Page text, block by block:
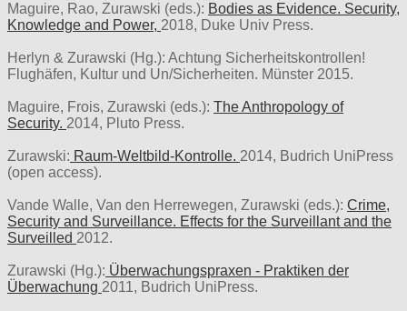
Maguire, Rao, Zurawski (eds.): Bodies as Evidence. Security,
Knowledge and Power, 2018, Duke Univ Press.
Herlyn & Zurawski (Hg.): Achtung Sicherheitskontrollen!
Flughäfen, Kultur und Un/Sicherheiten. Münster 2015.
Maguire, Frois, Zurawski (eds.): The Anthropology of
Security. 2014, Pluto Press.
Zurawski: Raum-Weltbild-Kontrolle. 2014, Budrich UniPress
(open access).
Vande Walle, Van den Herrewegen, Zurawski (eds.): Crime,
Security and Surveillance. Effects for the Surveillant and the
Surveilled 2012.
Zurawski (Hg.): Überwachungspraxen - Praktiken der
Überwachung 2011, Budrich UniPress.